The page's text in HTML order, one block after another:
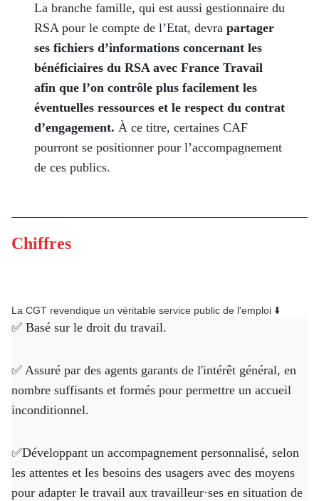
La branche famille, qui est aussi gestionnaire du
RSA pour le compte de l’Etat, devra partager
ses fichiers d’informations concernant les
bénéficiaires du RSA avec France Travail
afin que l’on contrôle plus facilement les
éventuelles ressources et le respect du contrat
d’engagement. À ce titre, certaines CAF
pourront se positionner pour l’accompagnement
de ces publics.
Chiffres
La CGT revendique un véritable service public de l'emploi ⬇️
✅ Basé sur le droit du travail.
✅ Assuré par des agents garants de l'intérêt général, en
nombre suffisants et formés pour permettre un accueil
inconditionnel.
✅Développant un accompagnement personnalisé, selon
les attentes et les besoins des usagers avec des moyens
pour adapter le travail aux travailleur·ses en situation de